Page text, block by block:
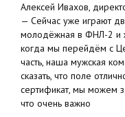
Алексей Ивахов,
— Сейчас уже играют
молодёжная в ФНЛ-2 и
когда мы перейдём с
часть, наша мужская
сказать, что поле
сертификат, мы можем
что очень важно